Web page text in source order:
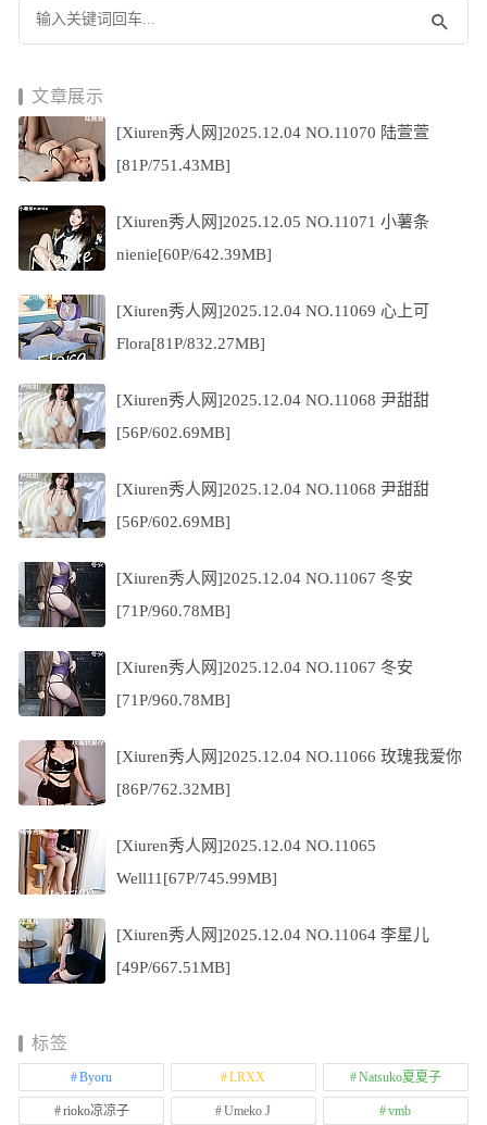
文章展示
[Xiuren秀人网]2025.12.04 NO.11070 陆萱萱
[81P/751.43MB]
[Xiuren秀人网]2025.12.05 NO.11071 小薯条
nienie[60P/642.39MB]
[Xiuren秀人网]2025.12.04 NO.11069 心上可
Flora[81P/832.27MB]
[Xiuren秀人网]2025.12.04 NO.11068 尹甜甜
[56P/602.69MB]
[Xiuren秀人网]2025.12.04 NO.11068 尹甜甜
[56P/602.69MB]
[Xiuren秀人网]2025.12.04 NO.11067 冬安
[71P/960.78MB]
[Xiuren秀人网]2025.12.04 NO.11067 冬安
[71P/960.78MB]
[Xiuren秀人网]2025.12.04 NO.11066 玫瑰我爱你
[86P/762.32MB]
[Xiuren秀人网]2025.12.04 NO.11065
Well11[67P/745.99MB]
[Xiuren秀人网]2025.12.04 NO.11064 李星儿
[49P/667.51MB]
标签
Byoru LRXX Natsuko夏夏子
rioko凉凉子 Umeko J vmb